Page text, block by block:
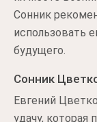
Сонник
использовать
будущего.
Сонник
Евгений
удачу, которая